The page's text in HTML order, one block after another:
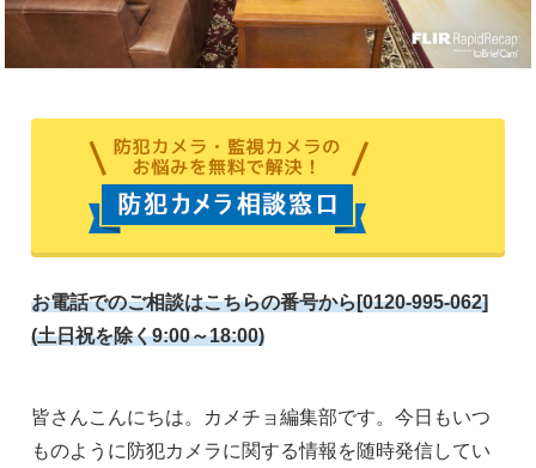
お電話でのご相談はこちらの番号から[0120-995-062]
(土日祝を除く9:00～18:00)
皆さんこんにちは。カメチョ編集部です。今日もいつ
ものように防犯カメラに関する情報を随時発信してい